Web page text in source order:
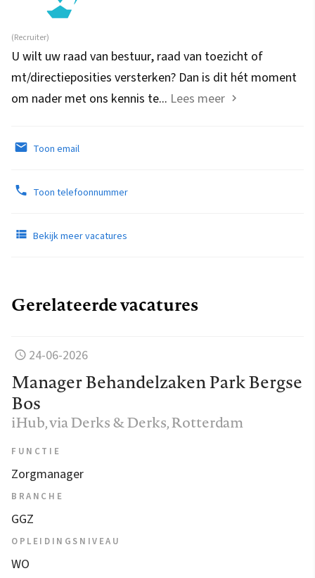
(Recruiter)
U wilt uw raad van bestuur, raad van toezicht of
mt/directieposities versterken? Dan is dit hét moment
om nader met ons kennis te... Lees meer
Toon email
Toon telefoonnummer
Bekijk meer vacatures
Gerelateerde vacatures
24-06-2026
Manager Behandelzaken Park Bergse
Bos
iHub, via Derks & Derks, Rotterdam
FUNCTIE
Zorgmanager
BRANCHE
GGZ
OPLEIDINGSNIVEAU
WO